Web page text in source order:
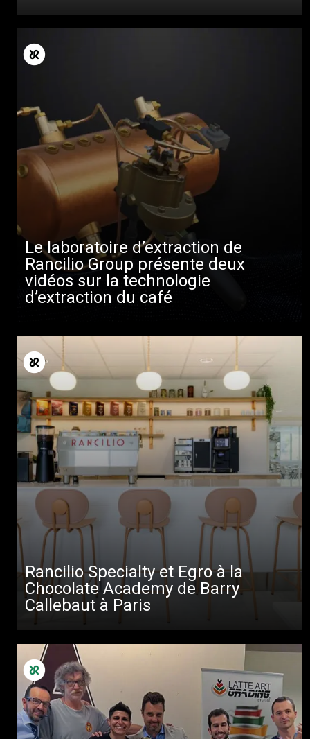
Le laboratoire d’extraction de
Rancilio Group présente deux
vidéos sur la technologie
d’extraction du café
Rancilio Specialty et Egro à la
Chocolate Academy de Barry
Callebaut à Paris